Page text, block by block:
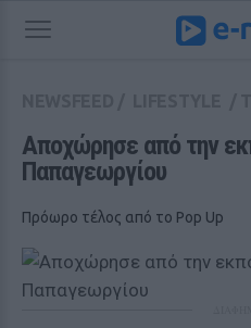
Αποχώρησε από την
Παπαγεωργίου
Πρόωρο τέλος από το Pop Up